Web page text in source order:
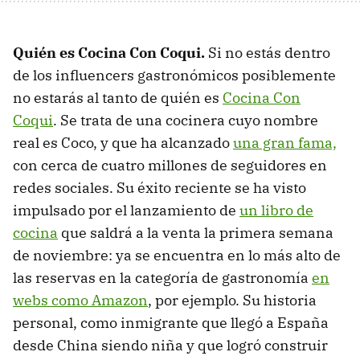
Quién es Cocina Con Coqui. Si no estás dentro
de los influencers gastronómicos posiblemente
no estarás al tanto de quién es Cocina Con
Coqui. Se trata de una cocinera cuyo nombre
real es Coco, y que ha alcanzadouna gran fama,
con cerca de cuatro millones de seguidores en
redes sociales. Su éxito reciente se ha visto
impulsado por el lanzamiento de un libro de
cocina que saldrá a la venta la primera semana
de noviembre: ya se encuentra en lo más alto de
las reservas en la categoría de gastronomía en
webs como Amazon, por ejemplo. Su historia
personal, como inmigrante que llegó a España
desde China siendo niña y que logró construir